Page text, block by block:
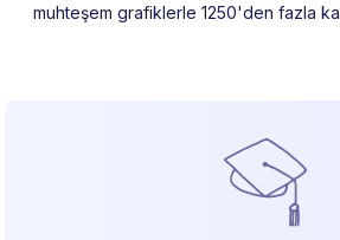
muhteşem grafiklerle 1250'den fazla